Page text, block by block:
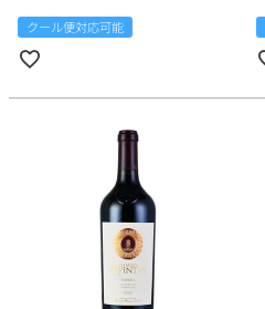
クール便対応可能